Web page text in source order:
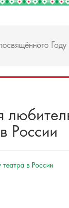
Году
России
в России